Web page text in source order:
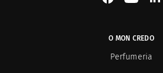
O MON CREDO
Perfumeria